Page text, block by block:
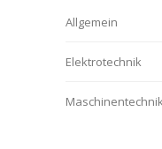
Allgemein
Elektrotechnik